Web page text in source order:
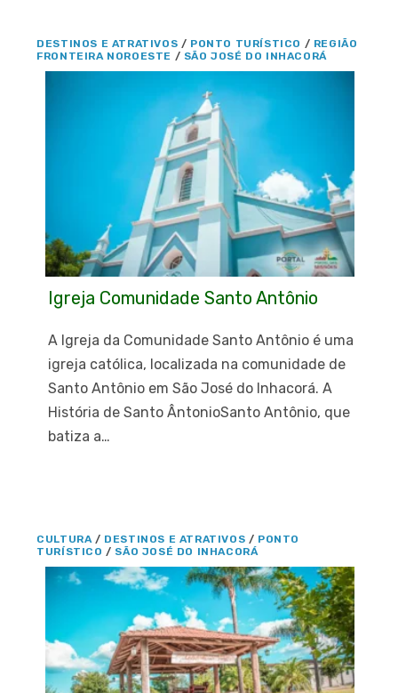
DESTINOS E ATRATIVOS / PONTO TURÍSTICO / REGIÃO
FRONTEIRA NOROESTE / SÃO JOSÉ DO INHACORÁ
Igreja Comunidade Santo Antônio
A Igreja da Comunidade Santo Antônio é uma
igreja católica, localizada na comunidade de
Santo Antônio em São José do Inhacorá. A
História de Santo ÂntonioSanto Antônio, que
batiza a…
CULTURA/ DESTINOS E ATRATIVOS / PONTO
TURÍSTICO / SÃO JOSÉ DO INHACORÁ